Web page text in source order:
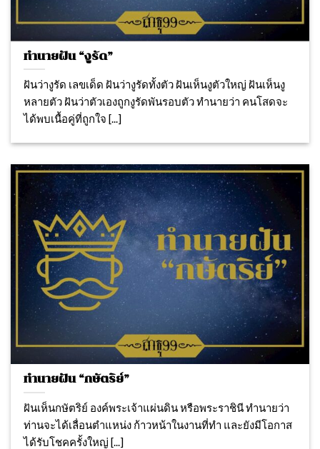
ทำนายฝัน “งูรัด”
ฝันว่างูรัด เลขเด็ด ฝันว่างูรัดทั้งตัว ฝันเห็นงูตัวใหญ่ ฝันเห็นงู
หลายตัว ฝันว่าตัวเองถูกงูรัดพันรอบตัว ทำนายว่า คนโสดจะ
ได้พบเนื้อคู่ที่ถูกใจ [...]
ทำนายฝัน “กษัตริย์”
ฝันเห็นกษัตริย์ องค์พระเจ้าแผ่นดิน หรือพระราชินี ทํานายว่า
ท่านจะได้เลื่อนตําแหน่ง ก้าวหน้าในงานที่ทำ และยังมีโอกาส
ได้รับโชคครั้งใหญ่ [...]